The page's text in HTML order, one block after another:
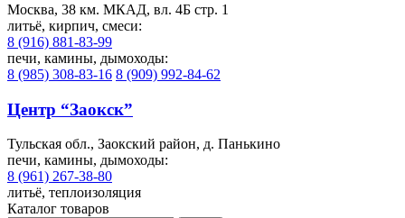
Москва, 38 км. МКАД, вл. 4Б стр. 1
литьё, кирпич, смеси:
8 (916) 881-83-99
печи, камины, дымоходы:
8 (985) 308-83-16 8 (909) 992-84-62
Центр “Заокск”
Тульская обл., Заокский район, д. Панькино
печи, камины, дымоходы:
8 (961) 267-38-80
литьё, теплоизоляция
Каталог товаров